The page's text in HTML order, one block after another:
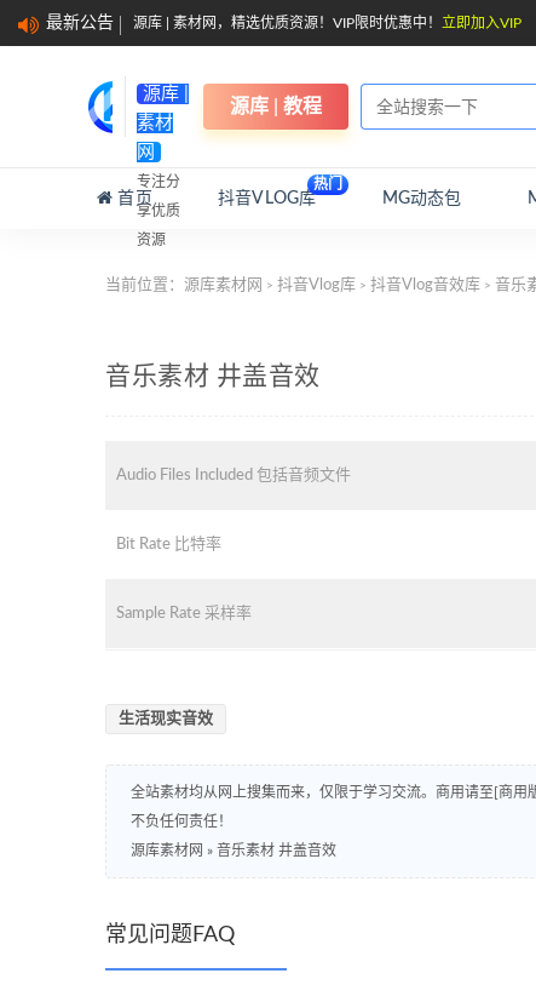
最新公告 源库 | 素材网，精选优质资源！VIP限时优惠中！ 立即加入VIP
源库 |
素材
网
专注分
享优质
资源
源库 | 教程
首页 抖音VLOG库
热门
MG动态包
当前位置： 源库素材网 > 抖音Vlog库 > 抖音Vlog音效库 > 音乐
音乐素材 井盖音效
Audio Files Included 包括音频文件
Bit Rate 比特率
Sample Rate 采样率
生活现实音效
全站素材均从网上搜集而来，仅限于学习交流。商用请至[商
不负任何责任！
源库素材网 » 音乐素材 井盖音效
常见问题FAQ